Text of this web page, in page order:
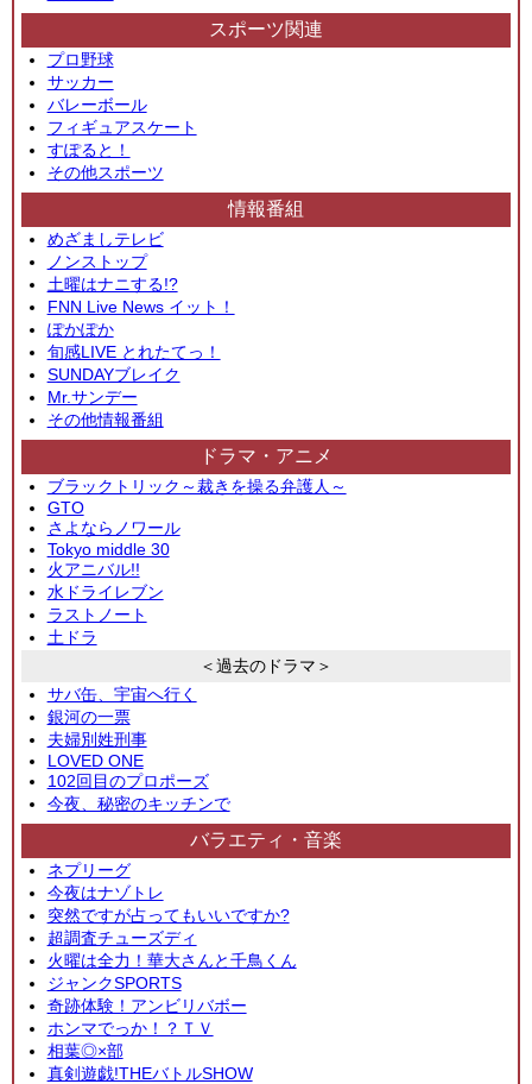
スポーツ関連
プロ野球
サッカー
バレーボール
フィギュアスケート
すぽると！
その他スポーツ
情報番組
めざましテレビ
ノンストップ
土曜はナニする!?
FNN Live News イット！
ぽかぽか
旬感LIVE とれたてっ！
SUNDAYブレイク
Mr.サンデー
その他情報番組
ドラマ・アニメ
ブラックトリック～裁きを操る弁護人～
GTO
さよならノワール
Tokyo middle 30
火アニバル!!
水ドライレブン
ラストノート
土ドラ
＜過去のドラマ＞
サバ缶、宇宙へ行く
銀河の一票
夫婦別姓刑事
LOVED ONE
102回目のプロポーズ
今夜、秘密のキッチンで
バラエティ・音楽
ネプリーグ
今夜はナゾトレ
突然ですが占ってもいいですか?
超調査チューズディ
火曜は全力！華大さんと千鳥くん
ジャンクSPORTS
奇跡体験！アンビリバボー
ホンマでっか！？ＴＶ
相葉◎×部
真剣遊戯!THEバトルSHOW